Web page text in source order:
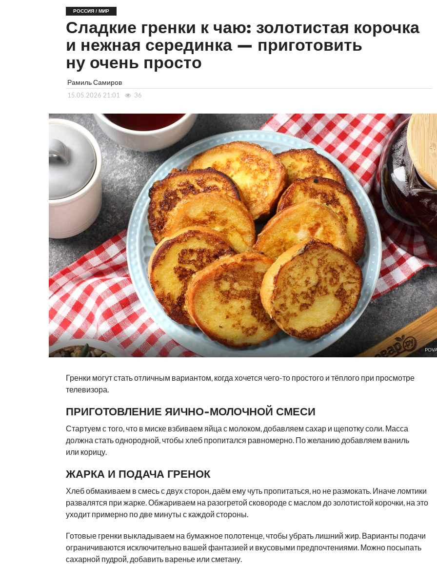
РОССИЯ / МИР
Сладкие гренки к чаю: золотистая корочка
и нежная серединка — приготовить
ну очень просто
Рамиль Самиров
15.05.2026 21:01 36
Гренки могут стать отличным вариантом, когда хочется чего-то простого и тёплого при просмотре
телевизора.
ПРИГОТОВЛЕНИЕ ЯИЧНО-МОЛОЧНОЙ СМЕСИ
Стартуем с того, что в миске взбиваем яйца с молоком, добавляем сахар и щепотку соли. Масса
должна стать однородной, чтобы хлеб пропитался равномерно. По желанию добавляем ваниль
или корицу.
ЖАРКА И ПОДАЧА ГРЕНОК
Хлеб обмакиваем в смесь с двух сторон, даём ему чуть пропитаться, но не размокать. Иначе ломтики
развалятся при жарке. Обжариваем на разогретой сковороде с маслом до золотистой корочки, на это
уходит примерно по две минуты с каждой стороны.
Готовые гренки выкладываем на бумажное полотенце, чтобы убрать лишний жир. Варианты подачи
ограничиваются исключительно вашей фантазией и вкусовыми предпочтениями. Можно посыпать
сахарной пудрой, добавить варенье или сметану.